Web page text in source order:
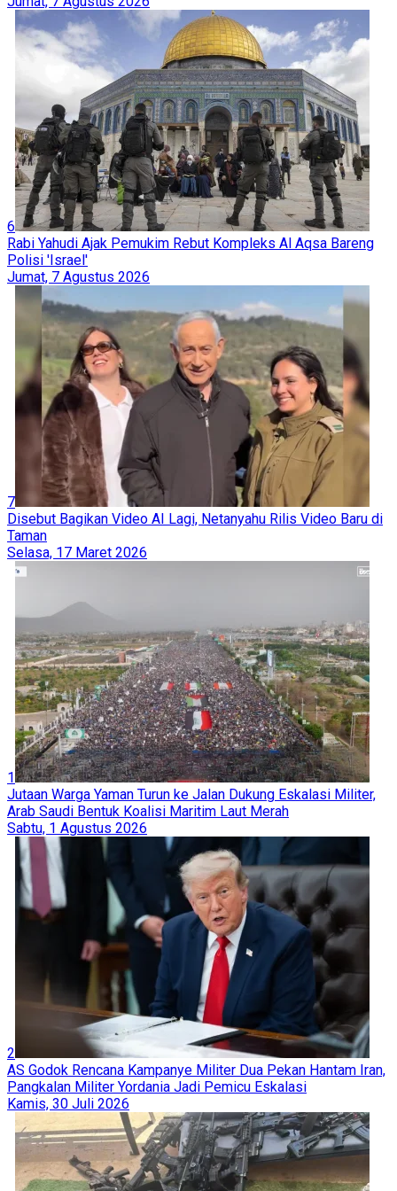
6
Rabi Yahudi Ajak Pemukim Rebut Kompleks Al Aqsa Bareng
Polisi 'Israel'
Jumat, 7 Agustus 2026
7
Disebut Bagikan Video AI Lagi, Netanyahu Rilis Video Baru di
Taman
Selasa, 17 Maret 2026
1
Jutaan Warga Yaman Turun ke Jalan Dukung Eskalasi Militer,
Arab Saudi Bentuk Koalisi Maritim Laut Merah
Sabtu, 1 Agustus 2026
2
AS Godok Rencana Kampanye Militer Dua Pekan Hantam Iran,
Pangkalan Militer Yordania Jadi Pemicu Eskalasi
Kamis, 30 Juli 2026